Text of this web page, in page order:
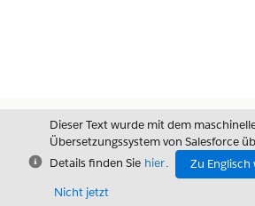
Schließen
Dieser Text wurde mit dem
Übersetzungssystem von Salesforce
Details finden Sie hier.
Zu Englisch
Nicht jetzt